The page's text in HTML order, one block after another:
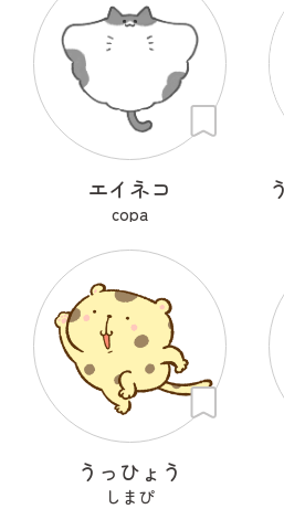
エイネコ
copa
うっひょう
しまぴ